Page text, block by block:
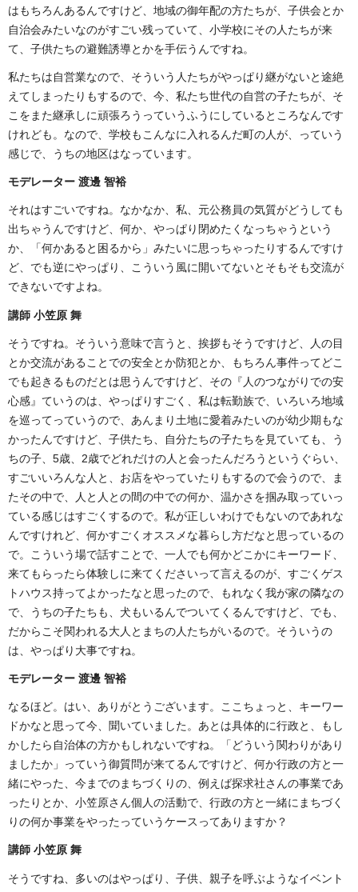
はもちろんあるんですけど、地域の御年配の方たちが、子供会とか
自治会みたいなのがすごい残っていて、小学校にその人たちが来
て、子供たちの避難誘導とかを手伝うんですね。
私たちは自営業なので、そういう人たちがやっぱり継がないと途絶
えてしまったりもするので、今、私たち世代の自営の子たちが、そ
こをまた継承しに頑張ろうっていうふうにしているところなんです
けれども。なので、学校もこんなに入れるんだ町の人が、っていう
感じで、うちの地区はなっています。
モデレーター 渡邊 智裕
それはすごいですね。なかなか、私、元公務員の気質がどうしても
出ちゃうんですけど、何か、やっぱり閉めたくなっちゃうという
か、「何かあると困るから」みたいに思っちゃったりするんですけ
ど、でも逆にやっぱり、こういう風に開いてないとそもそも交流が
できないですよね。
講師 小笠原 舞
そうですね。そういう意味で言うと、挨拶もそうですけど、人の目
とか交流があることでの安全とか防犯とか、もちろん事件ってどこ
でも起きるものだとは思うんですけど、その『人のつながりでの安
心感』ていうのは、やっぱりすごく、私は転勤族で、いろいろ地域
を巡ってっていうので、あんまり土地に愛着みたいのが幼少期もな
かったんですけど、子供たち、自分たちの子たちを見ていても、う
ちの子、5歳、2歳でどれだけの人と会ったんだろうというぐらい、
すごいいろんな人と、お店をやっていたりもするので会うので、ま
たその中で、人と人との間の中での何か、温かさを掴み取っていっ
ている感じはすごくするので。私が正しいわけでもないのであれな
んですけれど、何かすごくオススメな暮らし方だなと思っているの
で。こういう場で話すことで、一人でも何かどこかにキーワード、
来てもらったら体験しに来てくださいって言えるのが、すごくゲス
トハウス持ってよかったなと思ったので、もれなく我が家の隣なの
で、うちの子たちも、犬もいるんでついてくるんですけど、でも、
だからこそ関われる大人とまちの人たちがいるので。そういうの
は、やっぱり大事ですね。
モデレーター 渡邊 智裕
なるほど。はい、ありがとうございます。ここちょっと、キーワー
ドかなと思って今、聞いていました。あとは具体的に行政と、もし
かしたら自治体の方かもしれないですね。「どういう関わりがあり
ましたか」っていう御質問が来てるんですけど、何か行政の方と一
緒にやった、今までのまちづくりの、例えば探求社さんの事業であ
ったりとか、小笠原さん個人の活動で、行政の方と一緒にまちづく
りの何か事業をやったっていうケースってありますか？
講師 小笠原 舞
そうですね、多いのはやっぱり、子供、親子を呼ぶようなイベント